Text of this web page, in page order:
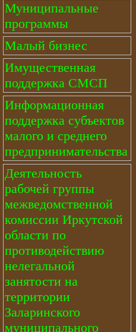
Муниципальные
программы
Малый бизнес
Имущественная
поддержка СМСП
Информационная
поддержка субъектов
малого и среднего
предпринимательства
Деятельность
рабочей группы
межведомственной
комиссии Иркутской
области по
противодействию
нелегальной
занятости на
территории
Заларинского
муниципального